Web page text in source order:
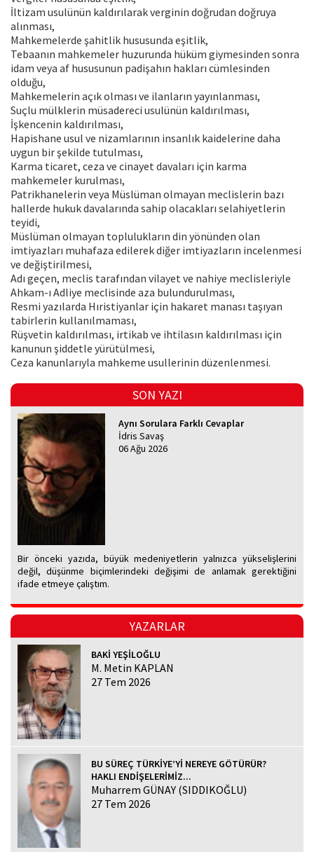
İltizam usulünün kaldırılarak verginin doğrudan doğruya
alınması,
Mahkemelerde şahitlik hususunda eşitlik,
Tebaanın mahkemeler huzurunda hüküm giymesinden sonra
idam veya af hususunun padişahın hakları cümlesinden
olduğu,
Mahkemelerin açık olması ve ilanların yayınlanması,
Suçlu mülklerin müsadereci usulünün kaldırılması,
İşkencenin kaldırılması,
Hapishane usul ve nizamlarının insanlık kaidelerine daha
uygun bir şekilde tutulması,
Karma ticaret, ceza ve cinayet davaları için karma
mahkemeler kurulması,
Patrikhanelerin veya Müslüman olmayan meclislerin bazı
hallerde hukuk davalarında sahip olacakları selahiyetlerin
teyidi,
Müslüman olmayan toplulukların din yönünden olan
imtiyazları muhafaza edilerek diğer imtiyazların incelenmesi
ve değiştirilmesi,
Adı geçen, meclis tarafından vilayet ve nahiye meclisleriyle
Ahkam-ı Adliye meclisinde aza bulundurulması,
Resmi yazılarda Hıristiyanlar için hakaret manası taşıyan
tabirlerin kullanılmaması,
Rüşvetin kaldırılması, irtikab ve ihtilasın kaldırılması için
kanunun şiddetle yürütülmesi,
Ceza kanunlarıyla mahkeme usullerinin düzenlenmesi.
SON YAZI
Aynı Sorulara Farklı Cevaplar
İdris Savaş
06 Ağu 2026
Bir önceki yazıda, büyük medeniyetlerin yalnızca yükselişlerini
değil, düşünme biçimlerindeki değişimi de anlamak gerektiğini
ifade etmeye çalıştım.
YAZARLAR
BAKİ YEŞİLOĞLU
M. Metin KAPLAN
27 Tem 2026
BU SÜREÇ TÜRKİYE’Yİ NEREYE GÖTÜRÜR?
HAKLI ENDİŞELERİMİZ...
Muharrem GÜNAY (SIDDIKOĞLU)
27 Tem 2026